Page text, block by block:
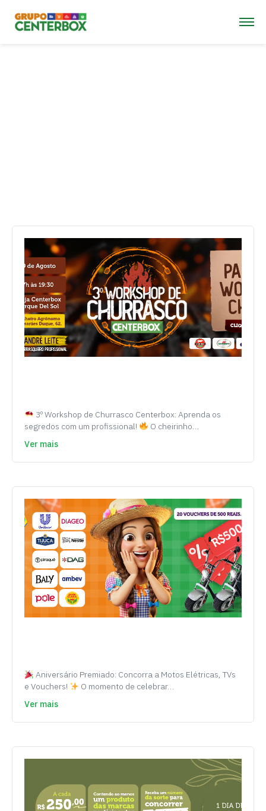
3º Workshop de Churrasco Centerbox: Aprenda os
segredos com um profissional!
O cheirinho…
Ver mais
Aniversário Premiado: Concorra a Motos Elétricas, TVs
e Vouchers!
O momento de celebrar…
Ver mais